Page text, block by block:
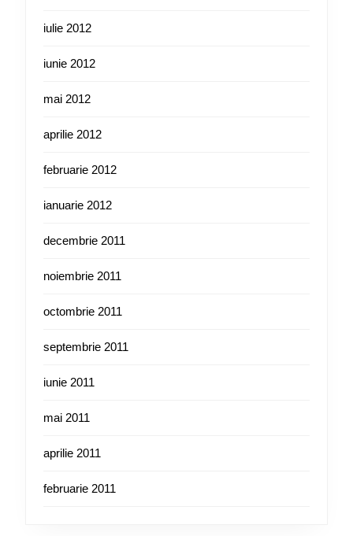
iulie 2012
iunie 2012
mai 2012
aprilie 2012
februarie 2012
ianuarie 2012
decembrie 2011
noiembrie 2011
octombrie 2011
septembrie 2011
iunie 2011
mai 2011
aprilie 2011
februarie 2011